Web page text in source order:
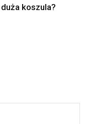
koszula?